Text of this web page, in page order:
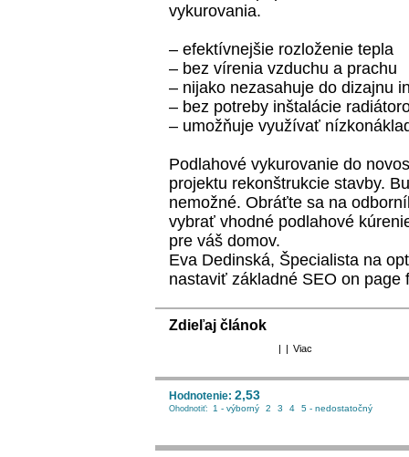
vykurovania.
– efektívnejšie rozloženie tepla
– bez vírenia vzduchu a prachu
– nijako nezasahuje do dizajnu
– bez potreby inštalácie
– umožňuje využívať
Podlahové vykurovanie do
projektu rekonštrukcie stavby.
nemožné. Obráťte sa na
vybrať vhodné podlahové
pre váš domov.
Eva Dedinská, Špecialista na
nastaviť základné SEO on page
Zdieľaj článok
| | Viac
Hodnotenie: 2,53
Ohodnotiť: 1 - výborný 2 3 4 5 - nedostatočný